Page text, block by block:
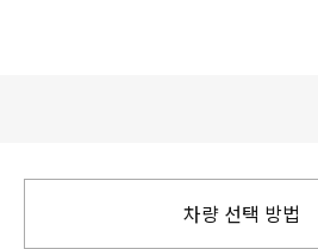
차량 선택 방법